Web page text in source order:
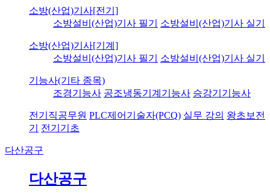
소방(산업)기사[전기]
소방설비(산업)기사 필기
소방설비(산업)기사 실기
소방(산업)기사[기계]
소방설비(산업)기사 필기
소방설비(산업)기사 실기
기능사(기타 종목)
조경기능사 공조냉동기계기능사 승강기기능사
전기직공무원 PLC제어기술자(PCQ) 실무 강의 왕초보전
기
전기기초
다산공구
다산공구